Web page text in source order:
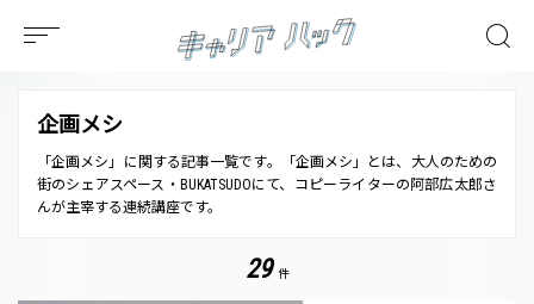
企画メシ
「企画メシ」に関する記事一覧です。「企画メシ」とは、大人のための
街のシェアスペース・BUKATSUDOにて、コピーライターの阿部広太郎さ
んが主宰する連続講座です。
29 件